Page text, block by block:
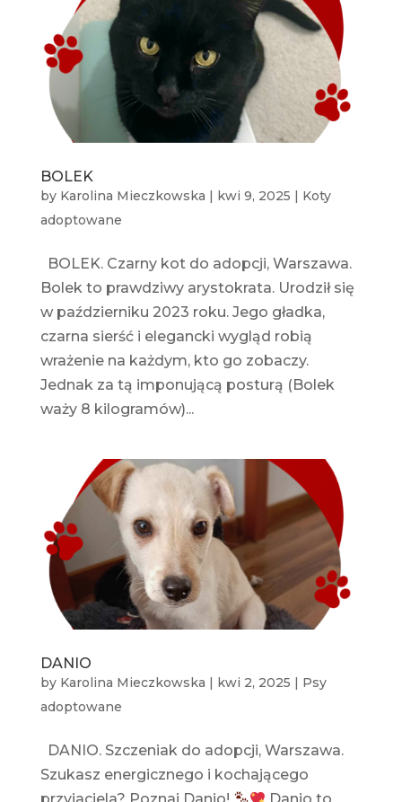
BOLEK
by Karolina Mieczkowska | kwi 9, 2025 | Koty
adoptowane
BOLEK. Czarny kot do adopcji, Warszawa.
Bolek to prawdziwy arystokrata. Urodził się
w październiku 2023 roku. Jego gładka,
czarna sierść i elegancki wygląd robią
wrażenie na każdym, kto go zobaczy.
Jednak za tą imponującą posturą (Bolek
waży 8 kilogramów)...
DANIO
by Karolina Mieczkowska | kwi 2, 2025 | Psy
adoptowane
DANIO. Szczeniak do adopcji, Warszawa.
Szukasz energicznego i kochającego